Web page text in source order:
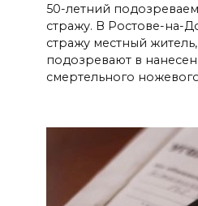
50-летний
стражу. В Ростове-на-
стражу местный
подозревают в
смертельного